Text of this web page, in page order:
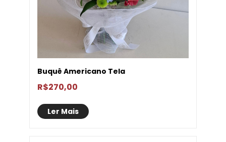
Buquê Americano Tela
R$270,00
Ler Mais